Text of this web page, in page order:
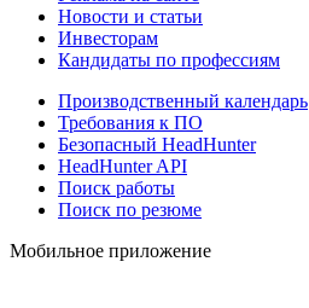
Новости и статьи
Инвесторам
Кандидаты по профессиям
Производственный календарь
Требования к ПО
Безопасный HeadHunter
HeadHunter API
Поиск работы
Поиск по резюме
Мобильное приложение